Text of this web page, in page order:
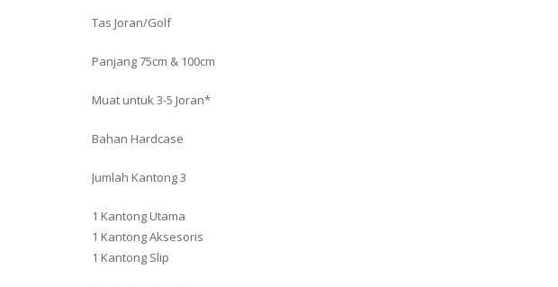
Tas Joran/Golf
Panjang 75cm & 100cm
Muat untuk 3-5 Joran*
Bahan Hardcase
Jumlah Kantong 3
1 Kantong Utama
1 Kantong Aksesoris
1 Kantong Slip